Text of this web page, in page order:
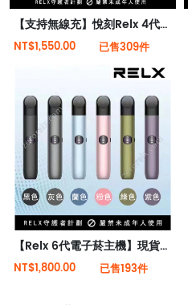
【支持無線充】悅刻Relx 4代無限霧化電子煙
NT$1,550.00 已售309件
【Relx 6代電子菸主機】現貨秒發 全新六代悅刻主機桿(可調大/小煙量) 支持Relx 4/5代煙彈通用
NT$1,800.00 已售193件